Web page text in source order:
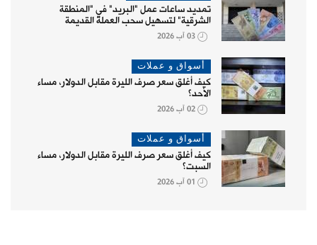
تمديد ساعات عمل "البريد" في "المنطقة
الشرقية" لتسهيل سحب العملة القديمة
03 آب 2026
أسواق و عملات
كيف أغلق سعر صرف الليرة مقابل الدولار، مساء
الأحد؟
02 آب 2026
أسواق و عملات
كيف أغلق سعر صرف الليرة مقابل الدولار، مساء
السبت؟
01 آب 2026